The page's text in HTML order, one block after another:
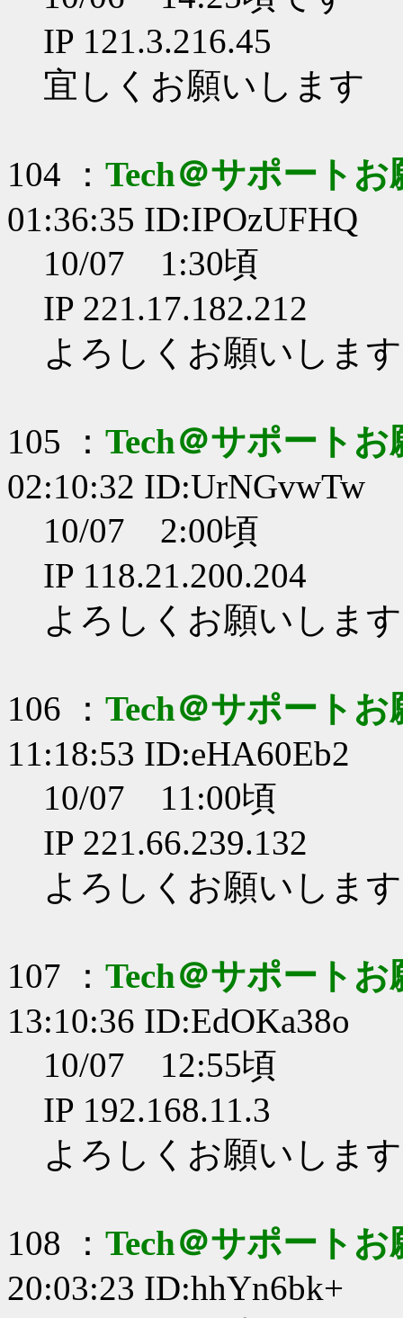
IP 121.3.216.45
宜しくお願いします
104 ： Tech＠サポート
01:36:35 ID:IPOzUFHQ
10/07 1:30頃
IP 221.17.182.212
よろしくお願いしま
105 ： Tech＠サポート
02:10:32 ID:UrNGvwTw
10/07 2:00頃
IP 118.21.200.204
よろしくお願いしま
106 ： Tech＠サポート
11:18:53 ID:eHA60Eb2
10/07 11:00頃
IP 221.66.239.132
よろしくお願いしま
107 ： Tech＠サポート
13:10:36 ID:EdOKa38o
10/07 12:55頃
IP 192.168.11.3
よろしくお願いしま
108 ： Tech＠サポート
20:03:23 ID:hhYn6bk+